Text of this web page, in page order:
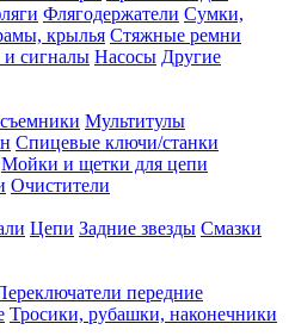
Флягодержатели Сумки,
крылья Стяжные ремни
и сигналы Насосы Другие
Мультитулы
Спицевые ключи/станки
Мойки и щетки для цепи
Очистители
Цепи Задние звезды Смазки
передние
Тросики, рубашки, наконечники